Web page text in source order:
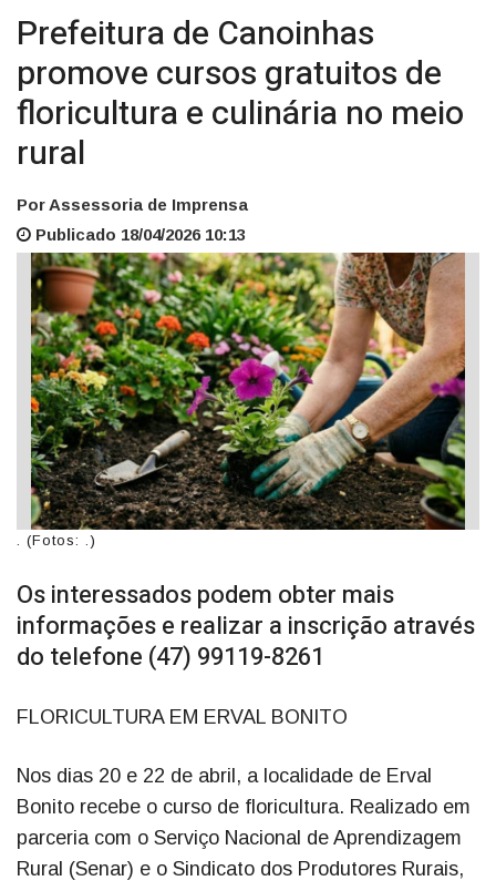
Prefeitura de Canoinhas
promove cursos gratuitos de
floricultura e culinária no meio
rural
Por Assessoria de Imprensa
Publicado 18/04/2026 10:13
. (Fotos: .)
Os interessados podem obter mais
informações e realizar a inscrição através
do telefone (47) 99119-8261
FLORICULTURA EM ERVAL BONITO
Nos dias 20 e 22 de abril, a localidade de Erval
Bonito recebe o curso de floricultura. Realizado em
parceria com o Serviço Nacional de Aprendizagem
Rural (Senar) e o Sindicato dos Produtores Rurais,